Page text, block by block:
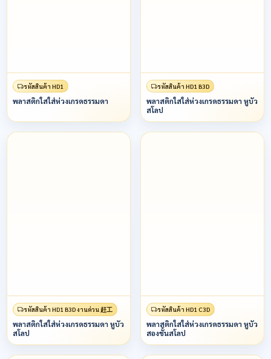
รหัสสินค้า HD1
พลาสติกใสใส่ห่วงเกรดธรรมดา
รหัสสินค้า HD1 B3D
พลาสติกใสใส่ห่วงเกรดธรรมดา หูบัว
สโลป
รหัสสินค้า HD1 B3D งานด่วน 赶工
พลาสติกใสใส่ห่วงเกรดธรรมดา หูบัว
สโลป
รหัสสินค้า HD1 C3D
พลาสติกใสใส่ห่วงเกรดธรรมดา หูบัว
สองชั้นสโลป